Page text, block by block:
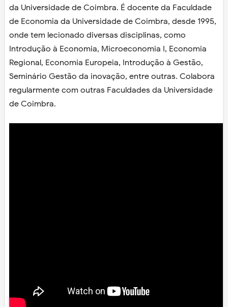
da Universidade de Coimbra. É docente da Faculdade
de Economia da Universidade de Coimbra, desde 1995,
onde tem lecionado diversas disciplinas, como
Introdução à Economia, Microeconomia I, Economia
Regional, Economia Europeia, Introdução à Gestão,
Seminário Gestão da inovação, entre outras. Colabora
regularmente com outras Faculdades da Universidade
de Coimbra.